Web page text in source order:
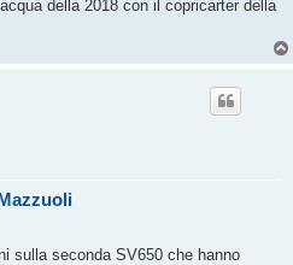
della 2018 con il copricarter della
sulla seconda SV650 che hanno